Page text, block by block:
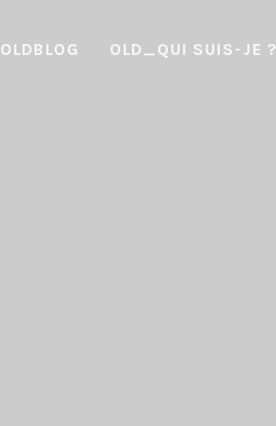
OLDBLOG OLD_QUI SUIS-JE ?